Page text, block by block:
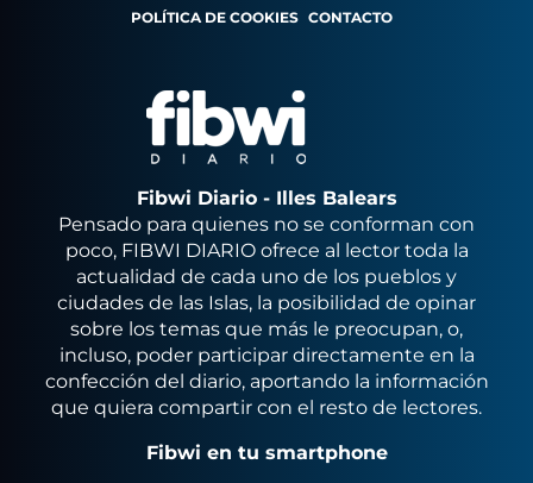
POLÍTICA DE COOKIES CONTACTO
Fibwi Diario - Illes Balears
Pensado para quienes no se conforman con
poco, FIBWI DIARIO ofrece al lector toda la
actualidad de cada uno de los pueblos y
ciudades de las Islas, la posibilidad de opinar
sobre los temas que más le preocupan, o,
incluso, poder participar directamente en la
confección del diario, aportando la información
que quiera compartir con el resto de lectores.
Fibwi en tu smartphone